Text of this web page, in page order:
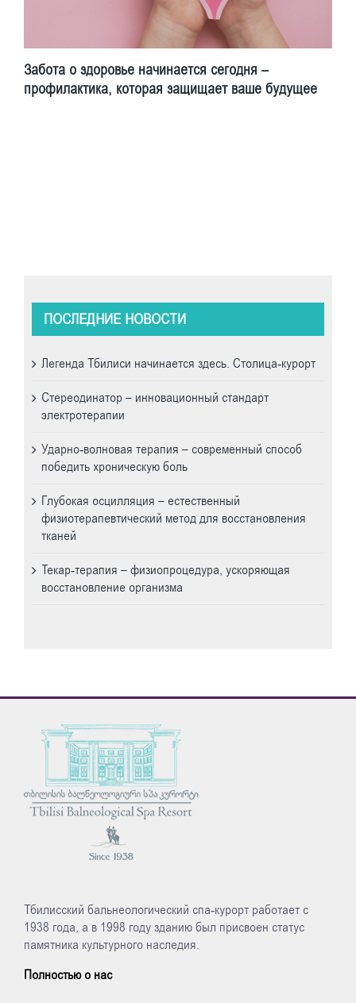
Забота о здоровье начинается сегодня –
профилактика, которая защищает ваше будущее
ПОСЛЕДНИЕ НОВОСТИ
Легенда Тбилиси начинается здесь. Cтолица-курорт
Стереодинатор – инновационный стандарт
электротерапии
Ударно-волновая терапия – современный способ
победить хроническую боль
Глубокая осцилляция – естественный
физиотерапевтический метод для восстановления
тканей
Текар-терапия – физиопроцедура, ускоряющая
восстановление организма
Тбилисский бальнеологический спа-курорт работает с
1938 года, а в 1998 году зданию был присвоен статус
памятника культурного наследия.
Полностью о нас